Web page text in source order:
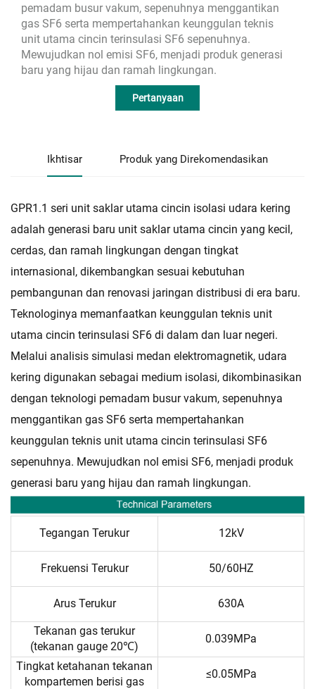
pemadam busur vakum, sepenuhnya menggantikan
gas SF6 serta mempertahankan keunggulan teknis
unit utama cincin terinsulasi SF6 sepenuhnya.
Mewujudkan nol emisi SF6, menjadi produk generasi
baru yang hijau dan ramah lingkungan.
Pertanyaan
Ikhtisar Produk yang Direkomendasikan
GPR1.1 seri unit saklar utama cincin isolasi udara kering
adalah generasi baru unit saklar utama cincin yang kecil,
cerdas, dan ramah lingkungan dengan tingkat
internasional, dikembangkan sesuai kebutuhan
pembangunan dan renovasi jaringan distribusi di era baru.
Teknologinya memanfaatkan keunggulan teknis unit
utama cincin terinsulasi SF6 di dalam dan luar negeri.
Melalui analisis simulasi medan elektromagnetik, udara
kering digunakan sebagai medium isolasi, dikombinasikan
dengan teknologi pemadam busur vakum, sepenuhnya
menggantikan gas SF6 serta mempertahankan
keunggulan teknis unit utama cincin terinsulasi SF6
sepenuhnya. Mewujudkan nol emisi SF6, menjadi produk
generasi baru yang hijau dan ramah lingkungan.
Tegangan Terukur 12kV
Frekuensi Terukur 50/60HZ
Arus Terukur 630A
Tekanan gas terukur
(tekanan gauge 20℃)
0.039MPa
Tingkat ketahanan tekanan
kompartemen berisi gas
≤0.05MPa